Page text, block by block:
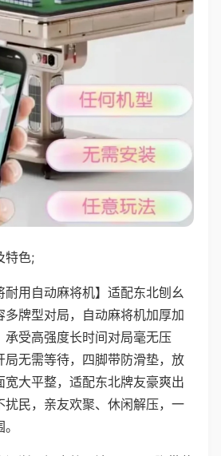
特色;
耐用自动麻将机】适配东北刨幺
多牌型对局，自动麻将机加厚加
承受高强度长时间对局毫无压
局无需等待，四脚带防滑垫，放
宽大平整，适配东北牌友豪爽出
扰民，亲友欢聚、休闲解压，一